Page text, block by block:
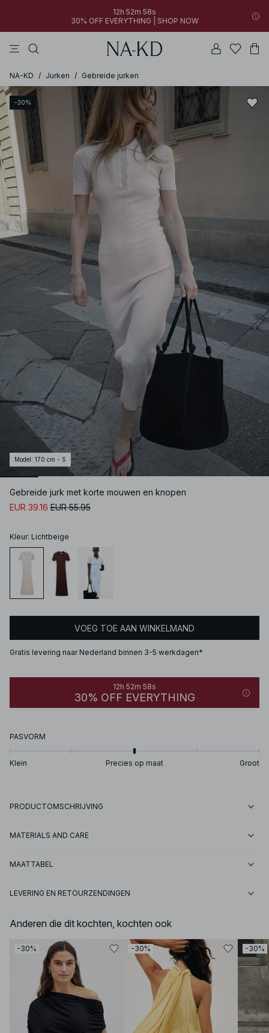
12h 52m 58s
30% OFF EVERYTHING | SHOP NOW
NA-KD / Jurken / Gebreide jurken
-30%
Model : 170 cm - S
Gebreide jurk met korte mouwen en knopen
EUR 39.16 EUR 55.95
Kleur: Lichtbeige
VOEG TOE AAN WINKELMAND
Gratis levering naar Nederland binnen 3-5 werkdagen*
12h 52m 58s
30% OFF EVERYTHING
PASVORM
Klein Precies op maat Groot
PRODUCTOMSCHRIJVING
MATERIALS AND CARE
MAATTABEL
LEVERING EN RETOURZENDINGEN
Anderen die dit kochten, kochten ook
-30% -30% -30%